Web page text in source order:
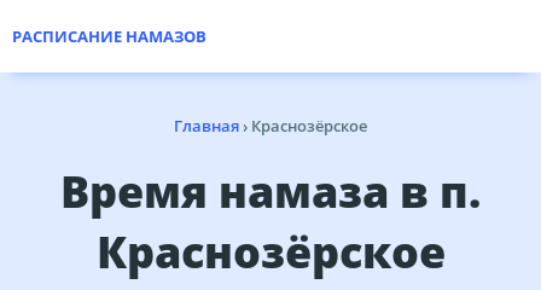
РАСПИСАНИЕ НАМАЗОВ
Главная› Краснозёрское
Время намаза в п.
Краснозёрское